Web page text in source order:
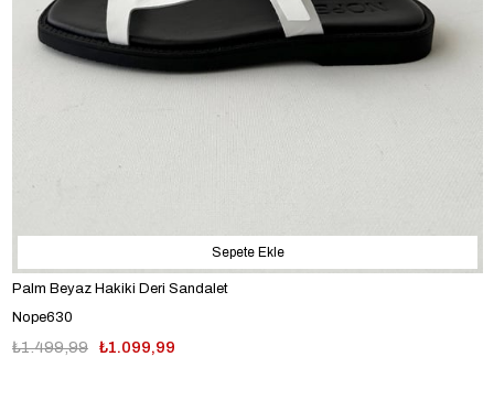
Palm Beyaz Hakiki Deri Sandalet
Nope630
₺1.099,99
₺1.499,99
Sepete Ekle